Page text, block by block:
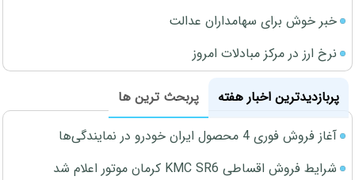
خبر خوش برای سهامداران عدالت
نرخ ارز در مرکز مبادلات امروز
پربازدیدترین اخبار هفته
پربحث ترین ها
آغاز فروش فوری 4 محصول ایران خودرو در نمایندگی‌ها
شرایط فروش اقساطی KMC SR6 کرمان موتور اعلام شد